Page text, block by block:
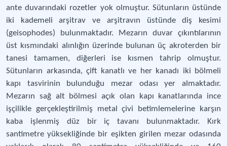
ante duvarındaki rozetler yok olmuştur. Sütunların üstünde
iki kademeli arşitrav ve arşitravın üstünde diş kesimi
(geisophodes) bulunmaktadır. Mezarın duvar çıkıntılarının
üst kısmındaki alınlığın üzerinde bulunan üç akroterden bir
tanesi tamamen, diğerleri ise kısmen tahrip olmuştur.
Sütunların arkasında, çift kanatlı ve her kanadı iki bölmeli
kapı tasvirinin bulunduğu mezar odası yer almaktadır.
Mezarın sağ alt bölmesi açık olan kapı kanatlarında ince
işçilikle gerçekleştirilmiş metal çivi betimlemelerine karşın
kaba işlenmiş düz bir iç tavanı bulunmaktadır. Kırk
santimetre yüksekliğinde bir eşikten girilen mezar odasında